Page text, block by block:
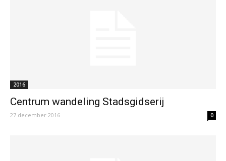
2016
Centrum wandeling Stadsgidserij
27 december 2016 0